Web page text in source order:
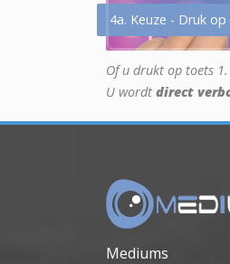
4a. Keuze - Druk
Of u drukt op toets 1.
U wordt direct
Mediums